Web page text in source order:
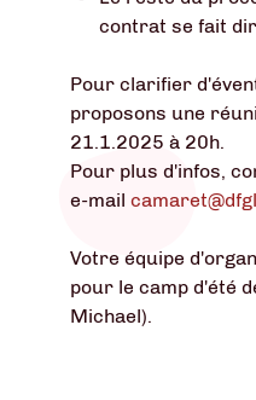
contrat se fait
Pour clarifier
proposons une
21.1.2025 à 20h.
Pour plus d'infos,
e-mail
Votre équipe
pour le camp d'été
Michael).